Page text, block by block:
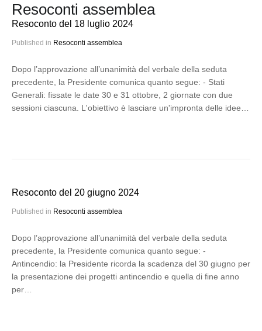
Resoconti assemblea
Resoconto del 18 luglio 2024
Published in Resoconti assemblea
Dopo l’approvazione all’unanimità del verbale della seduta
precedente, la Presidente comunica quanto segue: - Stati
Generali: fissate le date 30 e 31 ottobre, 2 giornate con due
sessioni ciascuna. L'obiettivo è lasciare un'impronta delle idee…
Resoconto del 20 giugno 2024
Published in Resoconti assemblea
Dopo l’approvazione all’unanimità del verbale della seduta
precedente, la Presidente comunica quanto segue: -
Antincendio: la Presidente ricorda la scadenza del 30 giugno per
la presentazione dei progetti antincendio e quella di fine anno
per…